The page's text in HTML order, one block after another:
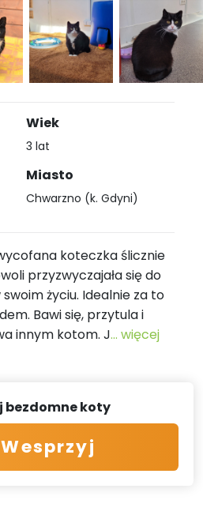
Wiek
3 lat
Miasto
Chwarzno (k. Gdyni)
koteczka ślicznie
przyzwyczajała się do
życiu. Idealnie za to
Bawi się, przytula i
innym kotom. J... więcej
bezdomne koty
Wesprzyj